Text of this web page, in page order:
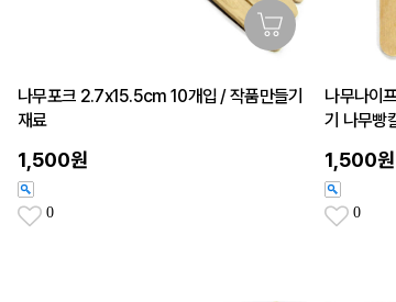
나무포크 2.7x15.5cm 10개입 / 작품만들기
재료
1,500원
0
나무나이
기 나무빵
1,500원
0